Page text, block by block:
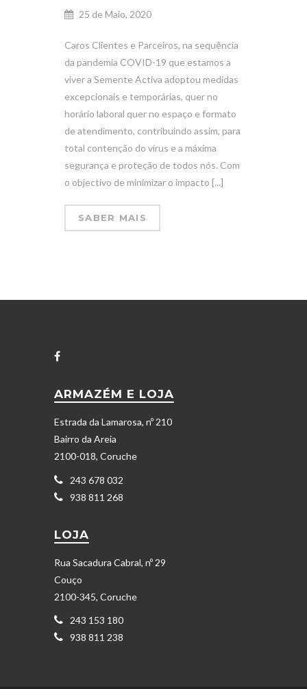
25 de Maio, 2020
Caros Clientes e Parceiros, na sequência
da pandemia COVID-19 que estamos a
viver a Semente Activa adoptou medidas
excepcionais e temporárias, quer no
horário laboral quer no espaço e formato
de atendimento, contribuindo assim, para
total contenção do vírus e a máxima
segurança e proteção de todos nós. Com
o objectivo de minimizar o impacto [...]
SABER MAIS
ARMAZÉM E LOJA
Estrada da Lamarosa, nº 210
Bairro da Areia
2100-018, Coruche
243 678 032
938 811 268
LOJA
Rua Sacadura Cabral, nº 29
Couço
2100-345, Coruche
243 153 180
938 811 238